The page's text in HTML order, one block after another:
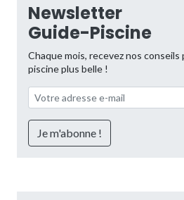
Newsletter
Guide-Piscine
Chaque mois, recevez nos
piscine plus belle !